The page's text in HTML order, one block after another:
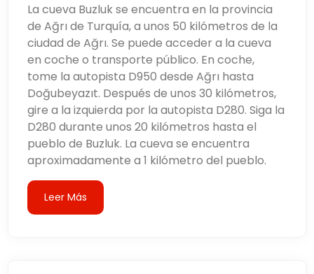
La cueva Buzluk se encuentra en la provincia
de Ağrı de Turquía, a unos 50 kilómetros de la
ciudad de Ağrı. Se puede acceder a la cueva
en coche o transporte público. En coche,
tome la autopista D950 desde Ağrı hasta
Doğubeyazıt. Después de unos 30 kilómetros,
gire a la izquierda por la autopista D280. Siga la
D280 durante unos 20 kilómetros hasta el
pueblo de Buzluk. La cueva se encuentra
aproximadamente a 1 kilómetro del pueblo.
Leer Más